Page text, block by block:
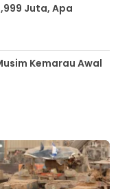
Juta, Apa
Kemarau Awal